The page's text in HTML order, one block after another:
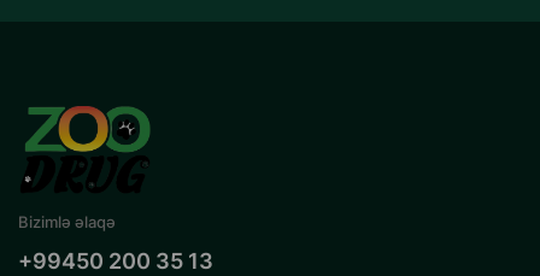
Bizimlə əlaqə
+99450 200 35 13